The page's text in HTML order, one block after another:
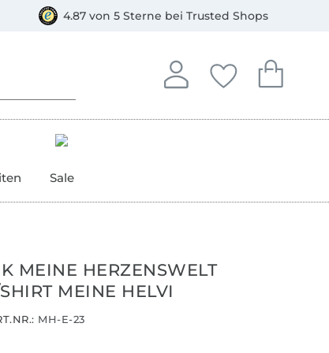
4.87 von 5 Sterne bei Trusted Shops
Anmelden
In deinem Konto
Deine
Du hast keine
Dein
Du hast
Sale
MEINE HERZENSWELT
MEINE HELVI
MH-E-23